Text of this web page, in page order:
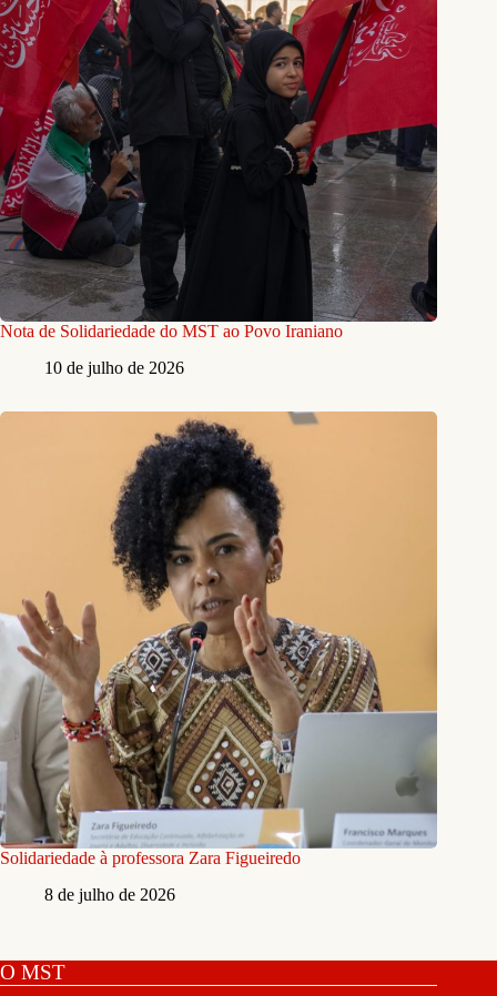
Nota de Solidariedade do MST ao Povo Iraniano
10 de julho de 2026
Solidariedade à professora Zara Figueiredo
8 de julho de 2026
O MST